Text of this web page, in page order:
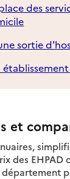
des
sortie
et
des EHPAD